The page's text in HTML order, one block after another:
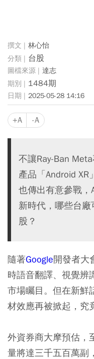
林心怡
台股
達志
1484期
2025-05-28 14:16
+A -A
不讓Ray-Ban
產品「Android
也傳出有意參戰，
新時代，哪些台
股？
隨著Google開發者大
時語音翻譯、視覺辨
市場矚目。但在新鮮
材效應再被掀起，究
外資券商大摩預估
量將達三千五百萬副